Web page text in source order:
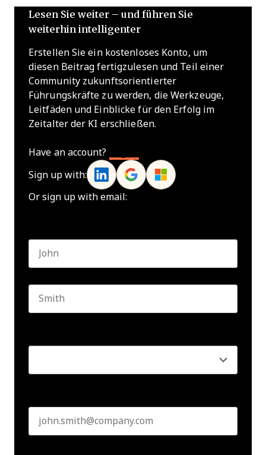
Lesen Sie weiter – und führen Sie
weiterhin intelligenter
Erstellen Sie ein kostenloses Konto, um
diesen Beitrag fertigzulesen und Teil einer
Community zukunftsorientierter
Führungskräfte zu werden, die Werkzeuge,
Leitfäden und Einblicke für den Erfolg im
Zeitalter der KI erschließen.
Have an account?
Sign up with:
Or sign up with email: